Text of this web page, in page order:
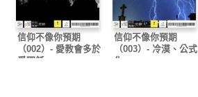
信仰不像你預期
（002）- 愛教會多於
愛耶穌
信仰不像你預期
（003）- 冷漠、公式
化